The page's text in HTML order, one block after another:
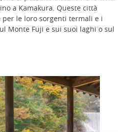
a Kamakura. Queste città
per le loro sorgenti termali e i
Monte Fuji e sui suoi laghi o sul